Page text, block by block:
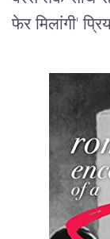
फेर मिलांगी'